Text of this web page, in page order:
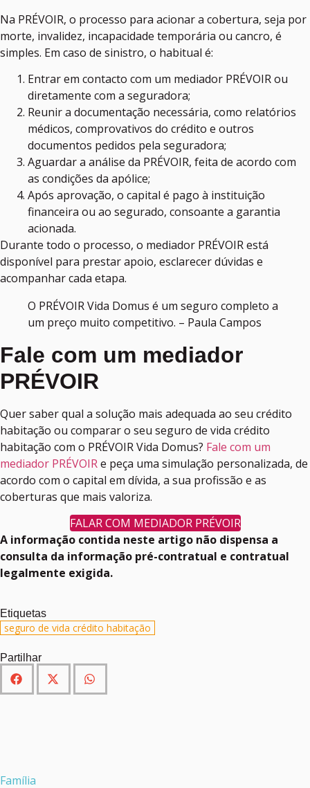
Na PRÉVOIR, o processo para acionar a cobertura, seja por
morte, invalidez, incapacidade temporária ou cancro, é
simples. Em caso de sinistro, o habitual é:
Entrar em contacto com um mediador PRÉVOIR ou
diretamente com a seguradora;
Reunir a documentação necessária, como relatórios
médicos, comprovativos do crédito e outros
documentos pedidos pela seguradora;
Aguardar a análise da PRÉVOIR, feita de acordo com
as condições da apólice;
Após aprovação, o capital é pago à instituição
financeira ou ao segurado, consoante a garantia
acionada.
Durante todo o processo, o mediador PRÉVOIR está
disponível para prestar apoio, esclarecer dúvidas e
acompanhar cada etapa.
O PRÉVOIR Vida Domus é um seguro completo a
um preço muito competitivo. – Paula Campos
Fale com um mediador
PRÉVOIR
Quer saber qual a solução mais adequada ao seu crédito
habitação ou comparar o seu seguro de vida crédito
habitação com o PRÉVOIR Vida Domus? Fale com um
mediador PRÉVOIRe peça uma simulação personalizada, de
acordo com o capital em dívida, a sua profissão e as
coberturas que mais valoriza.
FALAR COM MEDIADOR PRÉVOIR
A informação contida neste artigo não dispensa a
consulta da informação pré-contratual e contratual
legalmente exigida.
Etiquetas
seguro de vida crédito habitação
Partilhar
Família